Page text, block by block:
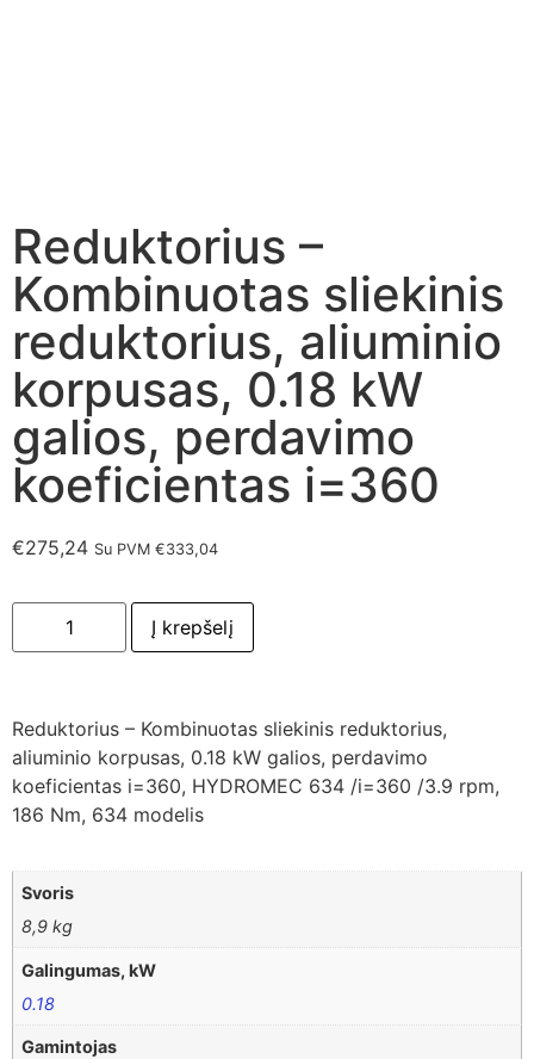
Reduktorius –
Kombinuotas sliekinis
reduktorius, aliuminio
korpusas, 0.18 kW
galios, perdavimo
koeficientas i=360
€275,24 Su PVM €333,04
Į krepšelį
Reduktorius – Kombinuotas sliekinis reduktorius,
aliuminio korpusas, 0.18 kW galios, perdavimo
koeficientas i=360, HYDROMEC 634 /i=360 /3.9 rpm,
186 Nm, 634 modelis
Svoris
8,9 kg
Galingumas, kW
0.18
Gamintojas